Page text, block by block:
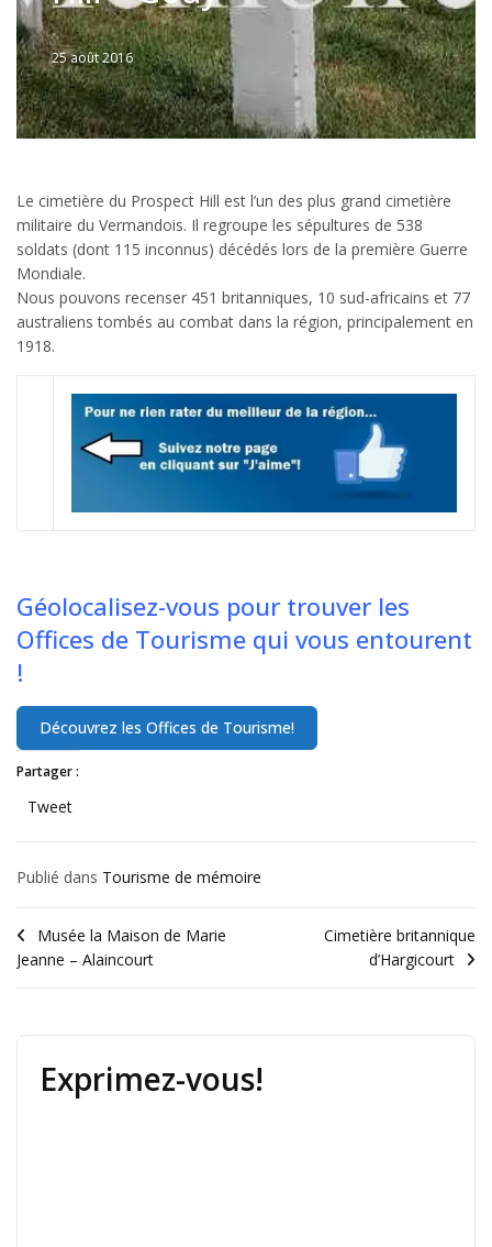
Written
by
Jérémie
25 août 2016
Le cimetière du Prospect Hill est l’un des plus grand cimetière
militaire du Vermandois. Il regroupe les sépultures de 538
soldats (dont 115 inconnus) décédés lors de la première Guerre
Mondiale.
Nous pouvons recenser 451 britanniques, 10 sud-africains et 77
australiens tombés au combat dans la région, principalement en
1918.
Géolocalisez-vous pour trouver les
Offices de Tourisme qui vous entourent
!
Partager :
Tweet
Publié dans Tourisme de mémoire
Musée la Maison de Marie
Jeanne – Alaincourt
Cimetière britannique
d’Hargicourt
Exprimez-vous!